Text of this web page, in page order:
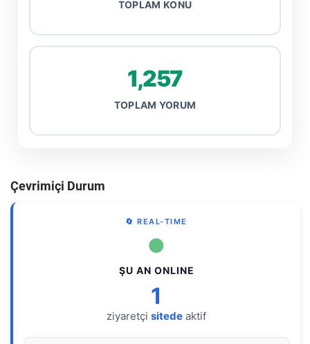
TOPLAM KONU
1,257
TOPLAM YORUM
Çevrimiçi Durum
🔄 REAL-TIME
●
ŞU AN ONLINE
1
ziyaretçi sitede aktif